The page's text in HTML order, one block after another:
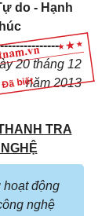
biết
do - Hạnh
20 tháng 12
năm 2013
TRA
hoạt động
nghệ